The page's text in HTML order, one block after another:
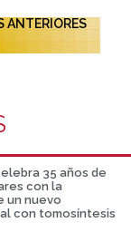
ANTERIORES
35 años de
con la
un nuevo
con tomosíntesis